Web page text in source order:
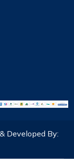
Developed By: